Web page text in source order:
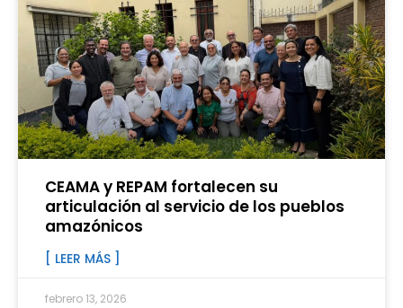
CEAMA y REPAM fortalecen su
articulación al servicio de los pueblos
amazónicos
[ LEER MÁS ]
febrero 13, 2026